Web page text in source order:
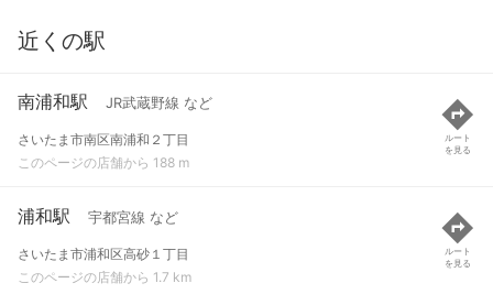
近くの駅
南浦和駅 JR武蔵野線 など
さいたま市南区南浦和２丁目
このページの店舗から 188 m
ルート
を見る
浦和駅 宇都宮線 など
さいたま市浦和区高砂１丁目
このページの店舗から 1.7 km
ルート
を見る